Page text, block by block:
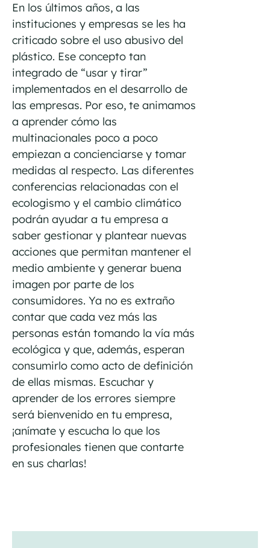
En los últimos años, a las
instituciones y empresas se les ha
criticado sobre el uso abusivo del
plástico. Ese concepto tan
integrado de “usar y tirar”
implementados en el desarrollo de
las empresas. Por eso, te animamos
a aprender cómo las
multinacionales poco a poco
empiezan a concienciarse y tomar
medidas al respecto. Las diferentes
conferencias relacionadas con el
ecologismo y el cambio climático
podrán ayudar a tu empresa a
saber gestionar y plantear nuevas
acciones que permitan mantener el
medio ambiente y generar buena
imagen por parte de los
consumidores. Ya no es extraño
contar que cada vez más las
personas están tomando la vía más
ecológica y que, además, esperan
consumirlo como acto de definición
de ellas mismas. Escuchar y
aprender de los errores siempre
será bienvenido en tu empresa,
¡anímate y escucha lo que los
profesionales tienen que contarte
en sus charlas!